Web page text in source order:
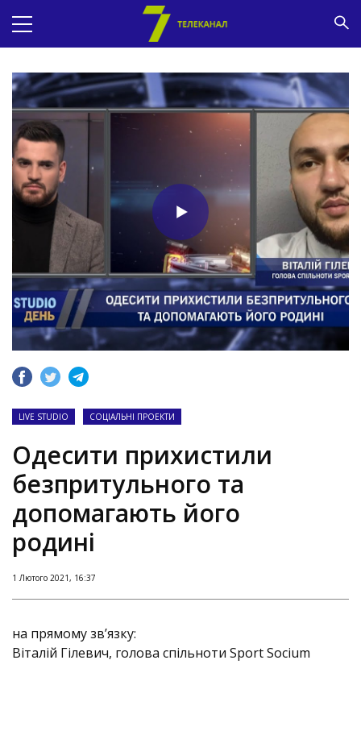
LIVE STUDIO СОЦІАЛЬНІ ПРОЕКТИ
Одесити прихистили
безпритульного та
допомагають його
родині
1 Лютого 2021, 16:37
на прямому зв’язку:
Віталій Гілевич, голова спільноти Sport Socium